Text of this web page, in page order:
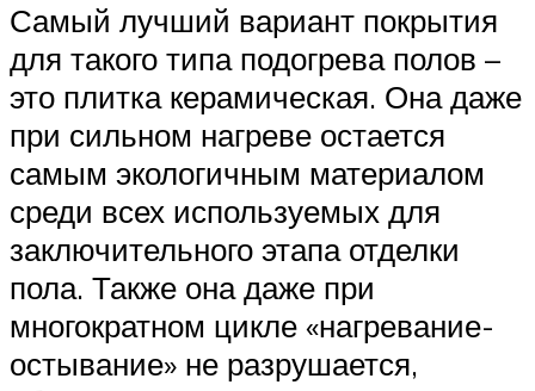
Самый лучший вариант покрытия
для такого типа подогрева полов –
это плитка керамическая. Она даже
при сильном нагреве остается
самым экологичным материалом
среди всех используемых для
заключительного этапа отделки
пола. Также она даже при
многократном цикле «нагревание-
остывание» не разрушается,